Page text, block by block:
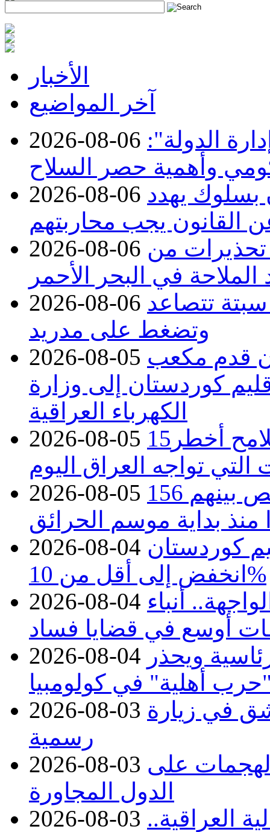
الأخبار
آخر المواضيع
2026-08-06 الدولة":
وأهمية حصر السلاح
2026-08-06 بسلوك يهدد
القانون يجب محاربتهم
2026-08-06 من
الملاحة في البحر الأحمر
2026-08-06 تتصاعد
وتضغط على مدريد
2026-08-05 توريد 100 مليون قدم مكعب
كوردستان إلى وزارة
الكهرباء العراقية
2026-08-05 15كارثة بيئية ومناخية ترسم ملامح أخطر
التي تواجه العراق اليوم
2026-08-05 حرائق فرنسا.. توقيف 402 شخص بينهم 156
منذ بداية موسم الحرائق
2026-08-04 كوردستان
انخفض إلى أقل من 10%
2026-08-04 أنباء
أوسع في قضايا فساد
2026-08-04 ويحذر
أهلية" في كولومبيا
2026-08-03 في زيارة
رسمية
2026-08-03 على
الدول المجاورة
2026-08-03 العراقية..